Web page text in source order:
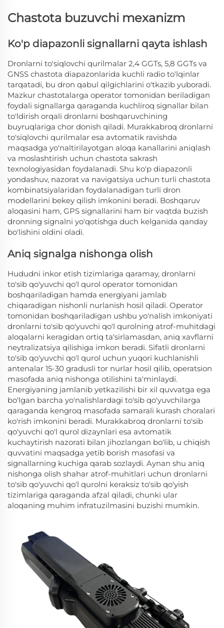
Chastota buzuvchi mexanizm
Ko'p diapazonli signallarni qayta ishlash
Dronlarni to'siqlovchi qurilmalar 2,4 GGTs, 5,8 GGTs va
GNSS chastota diapazonlarida kuchli radio to'lqinlar
tarqatadi, bu dron qabul qilgichlarini o'tkazib yuboradi.
Mazkur chastotalarga operator tomonidan beriladigan
foydali signallarga qaraganda kuchliroq signallar bilan
to'ldirish orqali dronlarni boshqaruvchining
buyruqlariga chor donish qiladi. Murakkabroq dronlarni
to'siqlovchi qurilmalar esa avtomatik ravishda
maqsadga yo'naltirilayotgan aloqa kanallarini aniqlash
va moslashtirish uchun chastota sakrash
texnologiyasidan foydalanadi. Shu ko'p diapazonli
yondashuv, nazorat va navigatsiya uchun turli chastota
kombinatsiyalaridan foydalanadigan turli dron
modellarini bekey qilish imkonini beradi. Boshqaruv
aloqasini ham, GPS signallarini ham bir vaqtda buzish
dronning signalni yo'qotishga duch kelganida qanday
bo'lishini oldini oladi.
Aniq signalga nishonga olish
Hududni inkor etish tizimlariga qaramay, dronlarni
to'sib qo'yuvchi qo'l qurol operator tomonidan
boshqariladigan hamda energiyani jamlab
chiqaradigan nishonli nurlanish hosil qiladi. Operator
tomonidan boshqariladigan ushbu yo'nalish imkoniyati
dronlarni to'sib qo'yuvchi qo'l qurolning atrof-muhitdagi
aloqalarni keragidan ortiq ta'sirlamasdan, aniq xavflarni
neytralizatsiya qilishiga imkon beradi. Sifatli dronlarni
to'sib qo'yuvchi qo'l qurol uchun yuqori kuchlanishli
antenalar 15-30 gradusli tor nurlar hosil qilib, operatsion
masofada aniq nishonga otilishini ta'minlaydi.
Energiyaning jamlanib yetkazilishi bir xil quvvatga ega
bo'lgan barcha yo'nalishlardagi to'sib qo'yuvchilarga
qaraganda kengroq masofada samarali kurash choralari
ko'rish imkonini beradi. Murakkabroq dronlarni to'sib
qo'yuvchi qo'l qurol dizaynlari esa avtomatik
kuchaytirish nazorati bilan jihozlangan bo'lib, u chiqish
quvvatini maqsadga yetib borish masofasi va
signallarning kuchiga qarab sozlaydi. Aynan shu aniq
nishonga olish shahar atrof-muhitlari uchun dronlarni
to'sib qo'yuvchi qo'l qurolni keraksiz to'sib qo'yish
tizimlariga qaraganda afzal qiladi, chunki ular
aloqaning muhim infratuzilmasini buzishi mumkin.